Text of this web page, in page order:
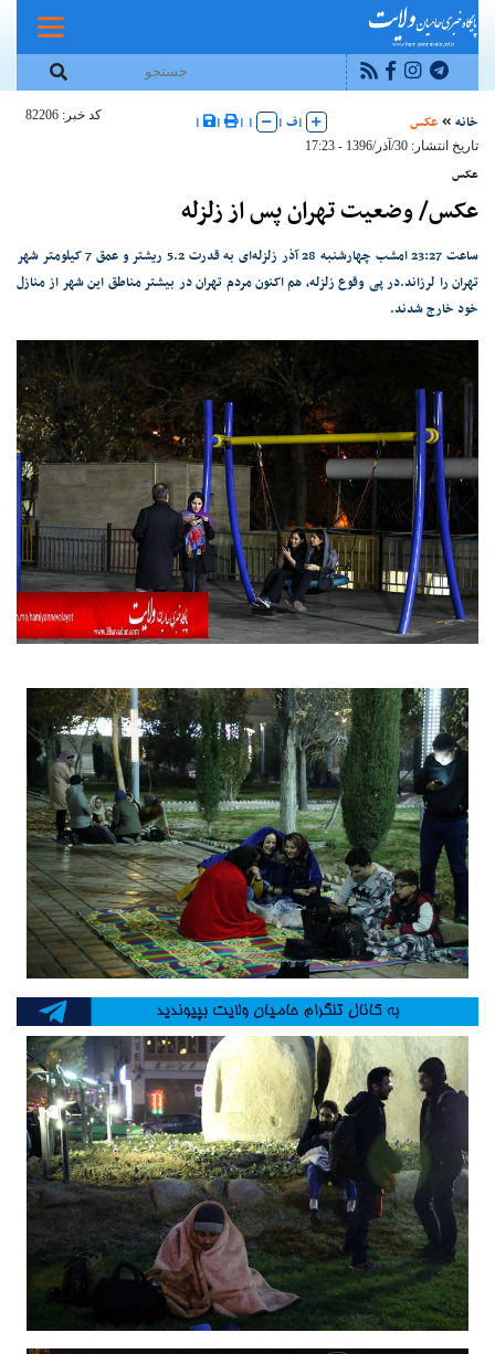
خانه عکس |ف |
|
|
|
|
کد خبر: 82206
تاریخ انتشار: 30/آذر/1396 - 17:23
عکس
عکس/ وضعیت تهران پس از زلزله
ساعت 23:27 امشب چهارشنبه 28 آذر زلزله‌ای به قدرت 5.2 ریشتر و عمق 7 کیلومتر شهر
تهران را لرزاند.در پی وقوع زلزله، هم اکنون مردم تهران در بیشتر مناطق این شهر از منازل
خود خارج شدند.